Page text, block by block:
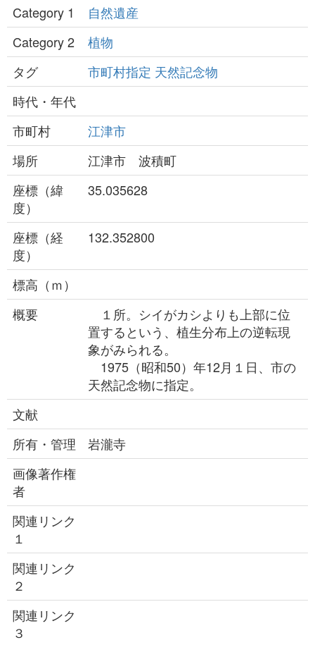
Category 1
自然遺産
Category 2
植物
タグ
市町村指定 天然記念物
時代・年代
市町村
江津市
場所
江津市 波積町
座標（緯
度）
35.035628
座標（経
度）
132.352800
標高（ｍ）
概要
１所。シイがカシよりも上部に位
置するという、植生分布上の逆転現
象がみられる。
1975（昭和50）年12月１日、市の
天然記念物に指定。
文献
所有・管理
岩瀧寺
画像著作権
者
関連リンク
１
関連リンク
２
関連リンク
３